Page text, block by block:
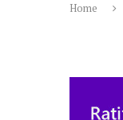
Home